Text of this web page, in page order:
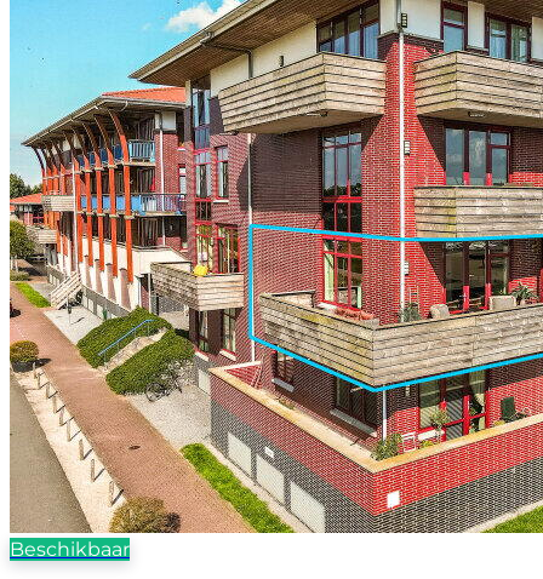
Beschikbaar